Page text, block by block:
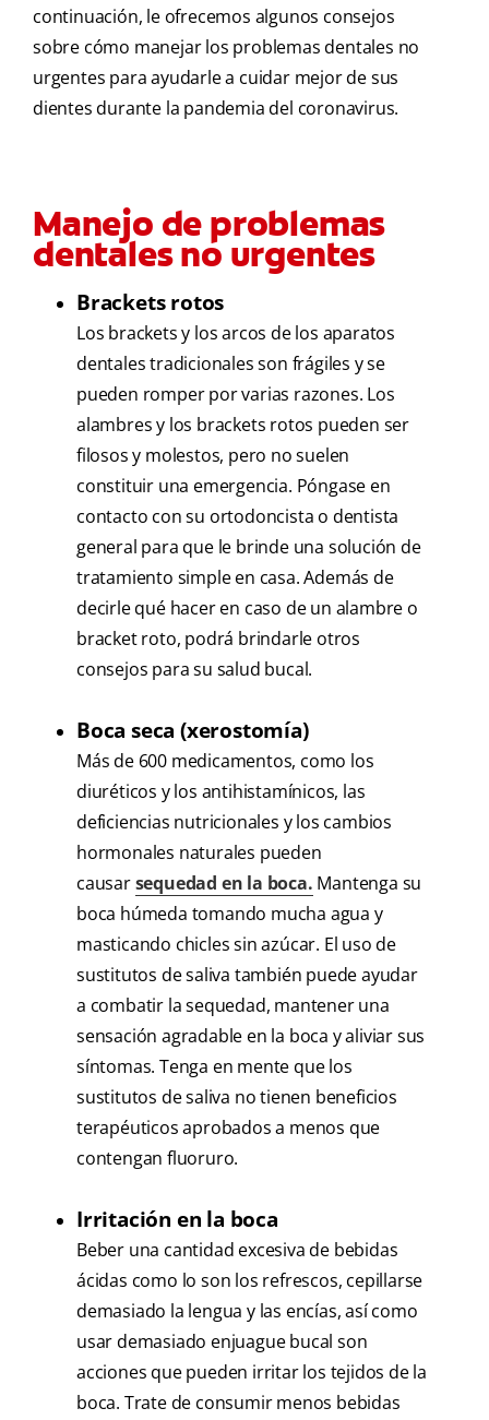
continuación, le ofrecemos algunos consejos
sobre cómo manejar los problemas dentales no
urgentes para ayudarle a cuidar mejor de sus
dientes durante la pandemia del coronavirus.
Manejo de problemas
dentales no urgentes
Brackets rotos
Los brackets y los arcos de los aparatos
dentales tradicionales son frágiles y se
pueden romper por varias razones. Los
alambres y los brackets rotos pueden ser
filosos y molestos, pero no suelen
constituir una emergencia. Póngase en
contacto con su ortodoncista o dentista
general para que le brinde una solución de
tratamiento simple en casa. Además de
decirle qué hacer en caso de un alambre o
bracket roto, podrá brindarle otros
consejos para su salud bucal.
Boca seca (xerostomía)
Más de 600 medicamentos, como los
diuréticos y los antihistamínicos, las
deficiencias nutricionales y los cambios
hormonales naturales pueden
causarsequedad en la boca. Mantenga su
boca húmeda tomando mucha agua y
masticando chicles sin azúcar. El uso de
sustitutos de saliva también puede ayudar
a combatir la sequedad, mantener una
sensación agradable en la boca y aliviar sus
síntomas. Tenga en mente que los
sustitutos de saliva no tienen beneficios
terapéuticos aprobados a menos que
contengan fluoruro.
Irritación en la boca
Beber una cantidad excesiva de bebidas
ácidas como lo son los refrescos, cepillarse
demasiado la lengua y las encías, así como
usar demasiado enjuague bucal son
acciones que pueden irritar los tejidos de la
boca. Trate de consumir menos bebidas